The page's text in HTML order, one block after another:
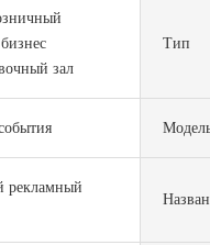
зал
Тип
рекламный